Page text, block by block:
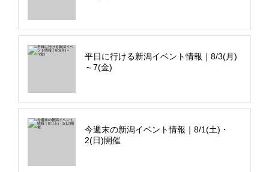
平日に行ける新潟イベント情報｜8/3(月)
～7(金)
今週末の新潟イベント情報｜8/1(土)・
2(日)開催